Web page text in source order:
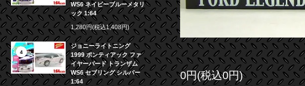
WS6 ネイビーブルーメタリ
ック 1:64
1,280円(税込1,408円)
4
ジョニーライトニング
1999 ポンティアック ファ
イヤーバード トランザム
WS6 セブリング シルバー
1:64
0円(税込0円)